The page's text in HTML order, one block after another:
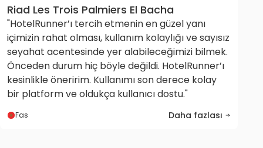
Riad Les Trois Palmiers El Bacha
"HotelRunner’ı tercih etmenin en güzel yanı
içimizin rahat olması, kullanım kolaylığı ve sayısız
seyahat acentesinde yer alabileceğimizi bilmek.
Önceden durum hiç böyle değildi. HotelRunner’ı
kesinlikle öneririm. Kullanımı son derece kolay
bir platform ve oldukça kullanıcı dostu."
Fas Daha fazlası